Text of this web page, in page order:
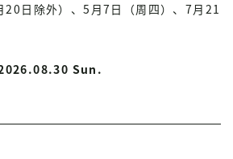
20日除外）、5月7日（周四）、7月21
Sun.